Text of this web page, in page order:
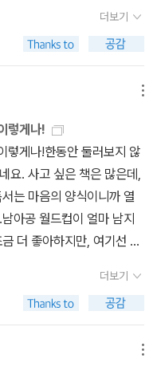
는 차라리 여전히 유효한 독
로, 의도와는 달리 뺄셈
제를 돌아본다는 의미에
고 퇴장한, 인용 문헌들을
분야 책이랑 한국 문학 책
교에 가서 이런 작품들을
무감으로 읽긴 하지만 재
다고 했을 정도니까...
더보기
렇게나!
렇게나!한동안 둘러보지 않
요. 사고 싶은 책은 많은데,
는 마음의 양식이니까 열
아공 월드컵이 얼마 남지
더 좋아하지만, 여기선 야
축구 모두 생생한 현장에
지만요. ^^ 월드컵을 앞두
생방송으로 생생한 현장을
도 중계해준다고 하고서
더보기